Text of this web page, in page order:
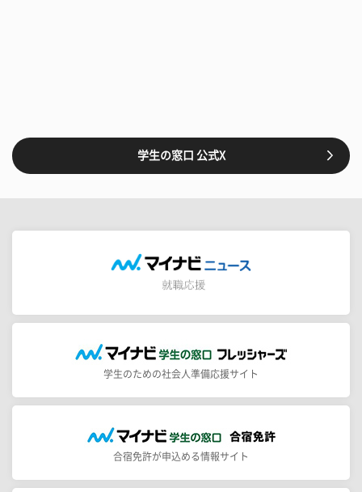
学生の窓口 公式X
学生のための社会人準備応援サイト
合宿免許が申込める情報サイト